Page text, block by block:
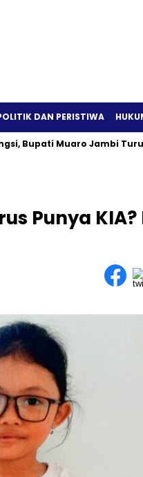
DAN PERISTIWA
Bupati Muaro Jambi
Punya KIA?